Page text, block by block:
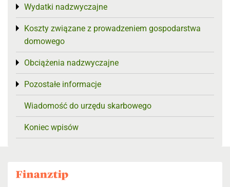
Wydatki nadzwyczajne
Toggle menu
Koszty związane z prowadzeniem gospodarstwa
domowego
Toggle menu
Obciążenia nadzwyczajne
Toggle menu
Pozostałe informacje
Toggle menu
Wiadomość do urzędu skarbowego
Koniec wpisów